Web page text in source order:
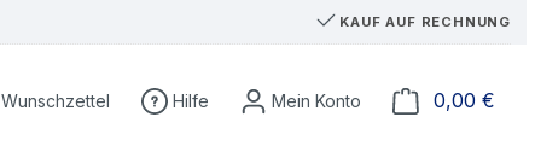
KAUF AUF RECHNUNG
Du hast 0 Produkte auf dem Merkzettel
Wunschzettel Hilfe 0,00 €